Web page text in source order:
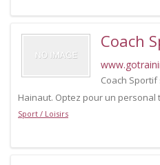
Coach
Coach
Hainaut. Optez pour un personal
Sport / Loisirs